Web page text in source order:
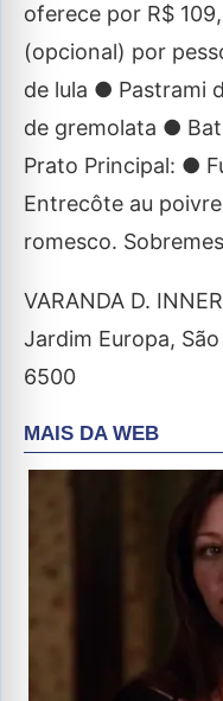
oferece por R$
(opcional) por
de lula ● Pastrami
de gremolata ●
Prato Principal: ●
Entrecôte au
romesco.
VARANDA D.
Jardim Europa,
6500